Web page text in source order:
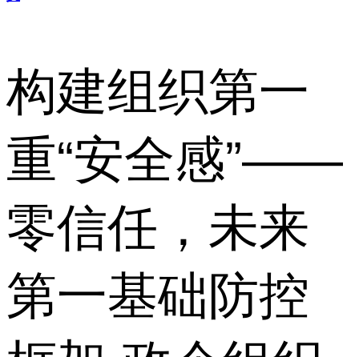
构建组织第一
重“安全感”——
零信任，未来
第一基础防控